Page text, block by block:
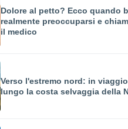
Dolore al petto? Ecco quando
realmente preoccuparsi e
il medico
Verso l'estremo nord: in
lungo la costa selvaggia della